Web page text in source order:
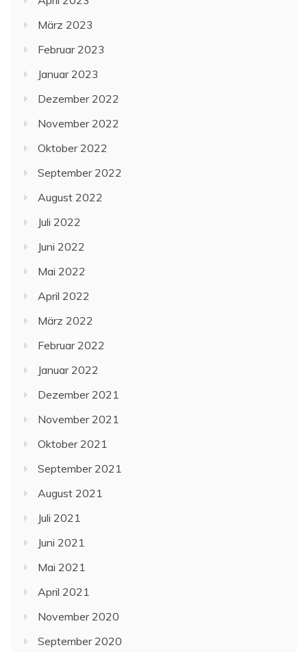
März 2023
Februar 2023
Januar 2023
Dezember 2022
November 2022
Oktober 2022
September 2022
August 2022
Juli 2022
Juni 2022
Mai 2022
April 2022
März 2022
Februar 2022
Januar 2022
Dezember 2021
November 2021
Oktober 2021
September 2021
August 2021
Juli 2021
Juni 2021
Mai 2021
April 2021
November 2020
September 2020